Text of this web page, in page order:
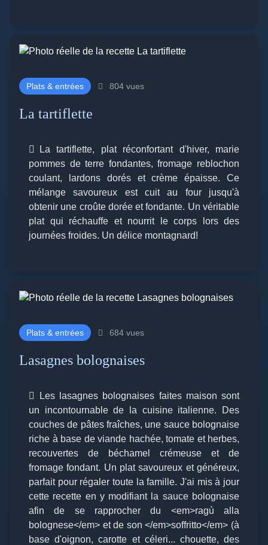
Plats & entrées 804 vues
La tartiflette
La tartiflette, plat réconfortant d'hiver, marie
pommes de terre fondantes, fromage reblochon
coulant, lardons dorés et crème épaisse. Ce
mélange savoureux est cuit au four jusqu'à
obtenir une croûte dorée et fondante. Un véritable
plat qui réchauffe et nourrit le corps lors des
journées froides. Un délice montagnard!
Plats & entrées 684 vues
Lasagnes bolognaises
Les lasagnes bolognaises faites maison sont
un incontournable de la cuisine italienne. Des
couches de pâtes fraîches, une sauce bolognaise
riche à base de viande hachée, tomate et herbes,
recouvertes de béchamel crémeuse et de
fromage fondant. Un plat savoureux et généreux,
parfait pour régaler toute la famille. J'ai mis à jour
cette recette en y modifiant la sauce bolognaise
afin de se rapprocher du <em>ragù alla
bolognese</em> et de son </em>soffritto</em> (à
base d'oignon, carotte et céleri... chouette, des